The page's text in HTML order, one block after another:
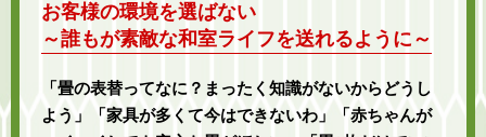
お客様の環境を選ばない
～誰もが素敵な和室ライフを送れるように～
「畳の表替ってなに？まったく知識がないからどうし
よう」「家具が多くて今はできないわ」「赤ちゃんが